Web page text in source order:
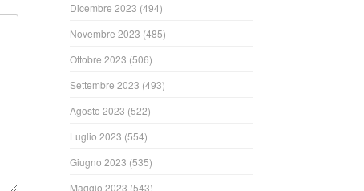
Dicembre 2023 (494)
Novembre 2023 (485)
Ottobre 2023 (506)
Settembre 2023 (493)
Agosto 2023 (522)
Luglio 2023 (554)
Giugno 2023 (535)
Maggio 2023 (543)